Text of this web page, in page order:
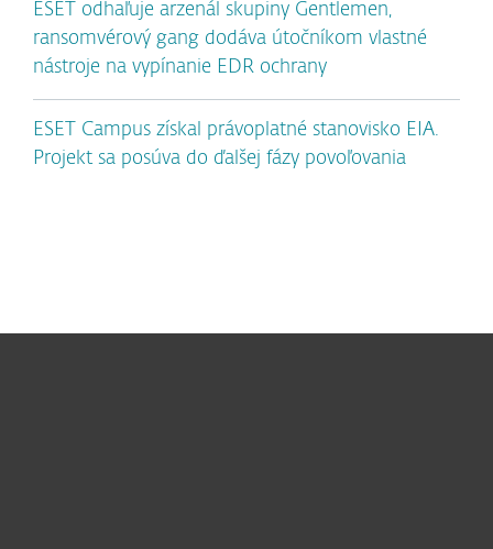
ESET odhaľuje arzenál skupiny Gentlemen,
ransomvérový gang dodáva útočníkom vlastné
nástroje na vypínanie EDR ochrany
ESET Campus získal právoplatné stanovisko EIA.
Projekt sa posúva do ďalšej fázy povoľovania